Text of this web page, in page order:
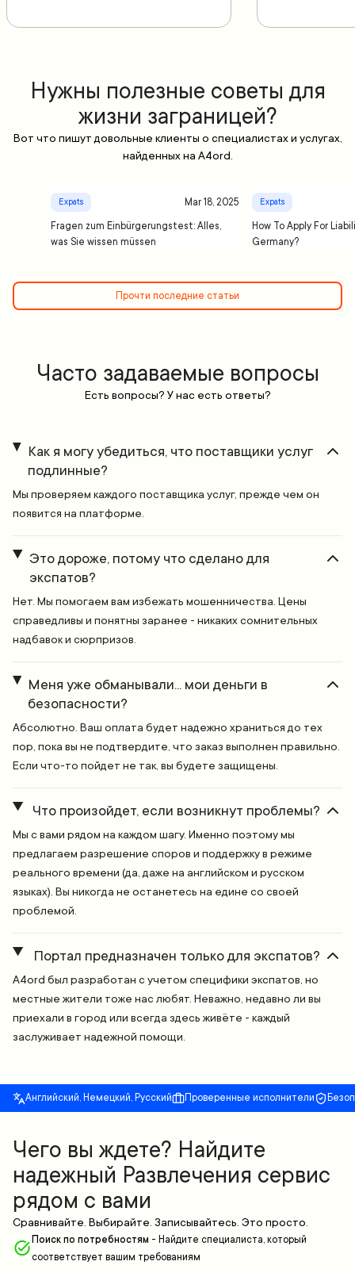
Нужны полезные советы для
жизни заграницей?
Вот что пишут довольные клиенты о специалистах и услугах,
найденных на A4ord.
Expats Mar 18, 2025
Fragen zum Einbürgerungstest: Alles,
was Sie wissen müssen
Expats
How To Apply For
Germany?
Прочти последние статьи
Часто задаваемые вопросы
Есть вопросы? У нас есть ответы?
Как я могу убедиться, что поставщики услуг
подлинные?
Мы проверяем каждого поставщика услуг, прежде чем он
появится на платформе.
Это дороже, потому что сделано для
экспатов?
Нет. Мы помогаем вам избежать мошенничества. Цены
справедливы и понятны заранее - никаких сомнительных
надбавок и сюрпризов.
Меня уже обманывали... мои деньги в
безопасности?
Абсолютно. Ваш оплата будет надежно храниться до тех
пор, пока вы не подтвердите, что заказ выполнен правильно.
Если что-то пойдет не так, вы будете защищены.
Что произойдет, если возникнут проблемы?
Мы с вами рядом на каждом шагу. Именно поэтому мы
предлагаем разрешение споров и поддержку в режиме
реального времени (да, даже на английском и русском
языках). Вы никогда не останетесь на едине со своей
проблемой.
Портал предназначен только для экспатов?
A4ord был разработан с учетом специфики экспатов, но
местные жители тоже нас любят. Неважно, недавно ли вы
приехали в город или всегда здесь живёте - каждый
заслуживает надежной помощи.
Английский, Немецкий, Русский Проверенные исполнители
Чего вы ждете? Найдите
надежный Развлечения сервис
рядом с вами
Сравнивайте. Выбирайте. Записывайтесь. Это просто.
Поиск по потребностям - Найдите специалиста, который
соответствует вашим требованиям